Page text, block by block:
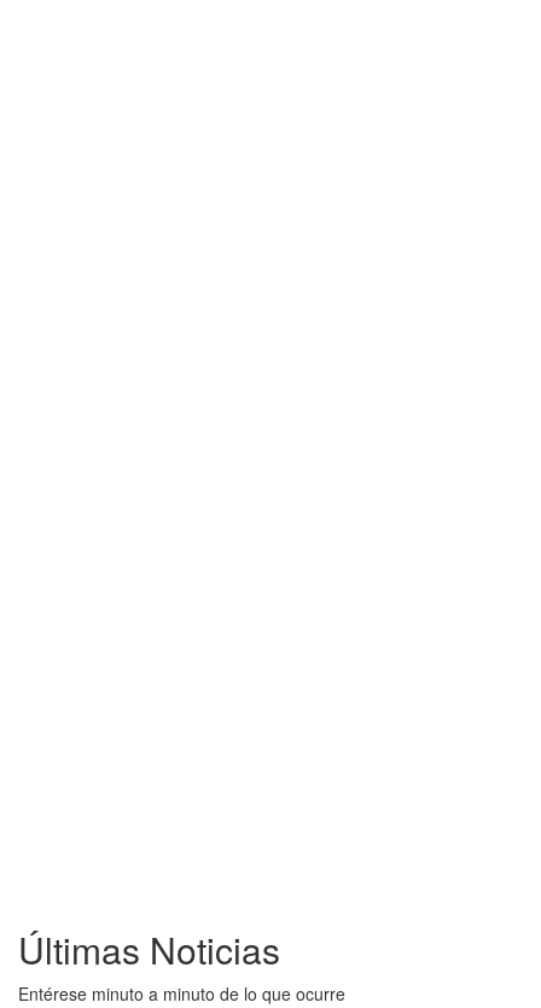
Últimas Noticias
Entérese minuto a minuto de lo que ocurre